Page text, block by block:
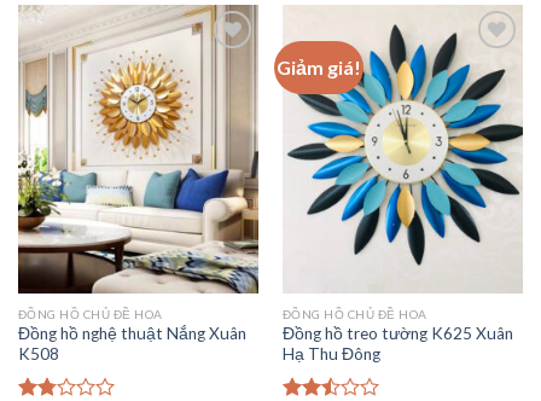
689.920 ₫.
đến
2.450.000
ĐỒNG HỒ CHỦ ĐỀ HOA
Đồng hồ nghệ thuật Nắng Xuân
K508
Giảm giá!
Add to
wishlist
ĐỒNG HỒ CHỦ ĐỀ HOA
Đồng hồ treo tường K625 Xuân
Hạ Thu Đông